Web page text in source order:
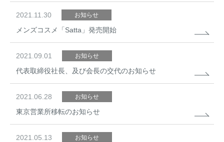
2021.11.30 お知らせ
メンズコスメ「Satta」発売開始
2021.09.01 お知らせ
代表取締役社長、及び会長の交代のお知らせ
2021.06.28 お知らせ
東京営業所移転のお知らせ
2021.05.13 お知らせ